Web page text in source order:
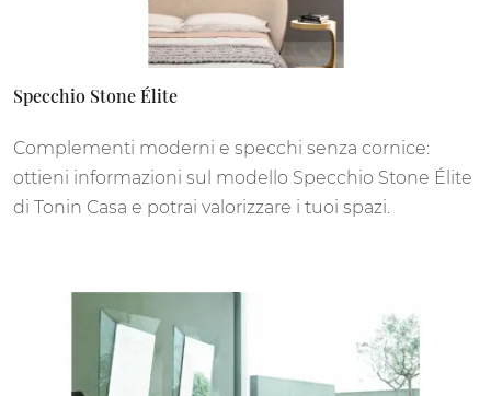
Specchio Stone Élite
Complementi moderni e specchi senza cornice:
ottieni informazioni sul modello Specchio Stone Élite
di Tonin Casa e potrai valorizzare i tuoi spazi.